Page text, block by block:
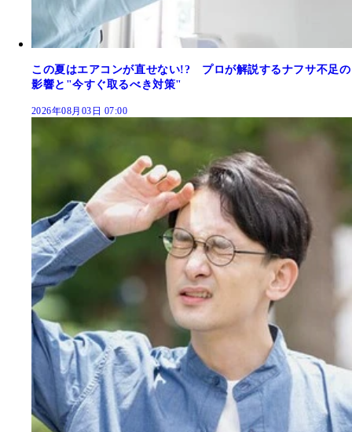
この夏はエアコンが直せない!? プロが解説するナフサ不足の
影響と"今すぐ取るべき対策"
2026年08月03日 07:00